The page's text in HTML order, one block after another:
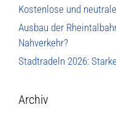
Kostenlose und
Ausbau der
Nahverkehr?
Stadtradeln 2026:
Archiv